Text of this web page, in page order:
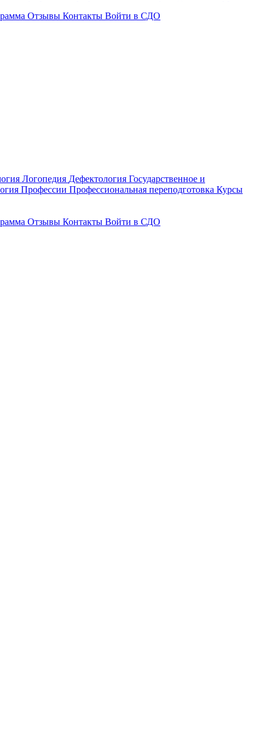
Отзывы Контакты Войти в СДО
Логопедия Дефектология Государственное и
Профессии Профессиональная переподготовка Курсы
Отзывы Контакты Войти в СДО